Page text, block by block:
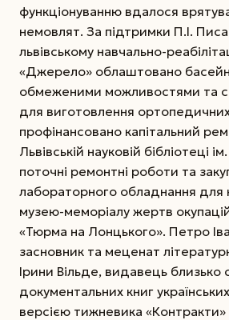
функціонуванню вдалося
немовлят. За підтримки П.І.
львівському навчально-
«Джерело» облаштовано
обмеженими можливостями та
для виготовлення ортопедичних
профінансовано капітальний
Львівській науковій бібліотеці
поточні ремонтні роботи та
лабораторного обладнання для
музею-меморіалу жертв
«Тюрма на Лонцького». Петро
засновник та меценат
Ірини Вільде, видавець близько
документальних книг
версією тижневика